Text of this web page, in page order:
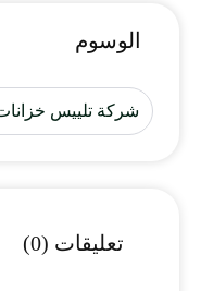
الوسوم
شركة تلييس
تعليقات (0)